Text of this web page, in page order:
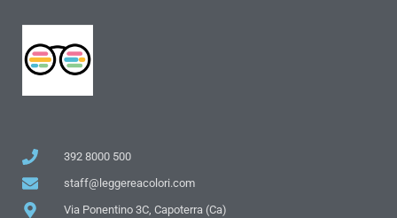
392 8000 500
staff@leggereacolori.com
Via Ponentino 3C, Capoterra (Ca)